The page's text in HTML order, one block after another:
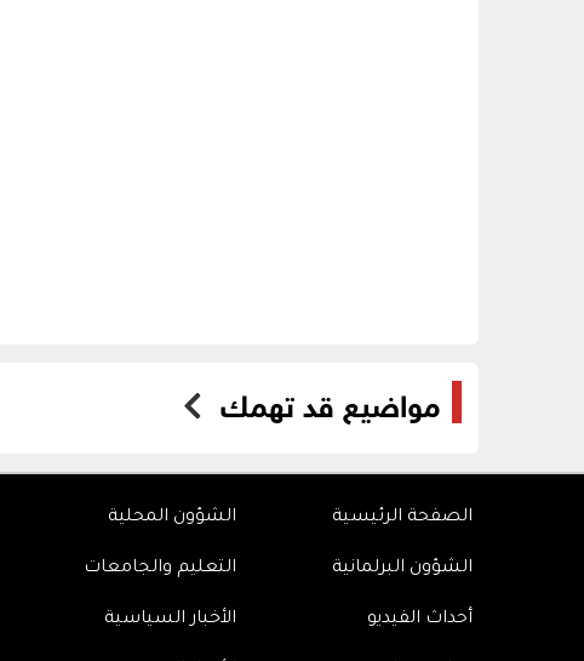
مواضيع قد تهمك
الصفحة الرئيسية الشؤون المحلية
الشؤون البرلمانية التعليم والجامعات
أحداث الفيديو الأخبار السياسية